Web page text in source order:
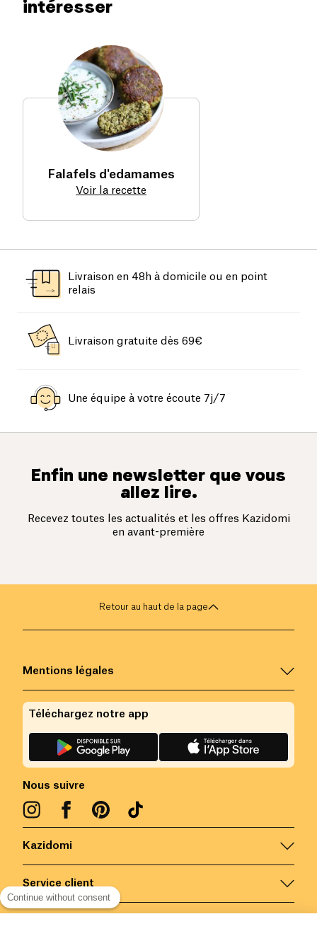
intéresser
Falafels d'edamames
Voir la recette
Livraison en 48h à domicile ou en point
relais
Livraison gratuite dès 69€
Une équipe à votre écoute 7j/7
Enfin une newsletter que vous
allez lire.
Recevez toutes les actualités et les offres Kazidomi
en avant-première
Retour au haut de la page
Kazidomi
Service client
Mentions légales
Nous suivre
Téléchargez notre app
Continue without consent